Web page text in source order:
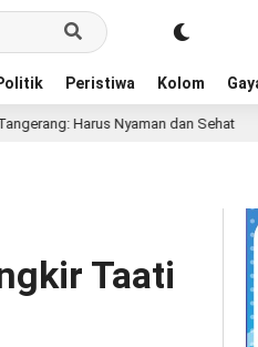
Peristiwa Kolom
dan Sehat 1 hari lalu
Taati